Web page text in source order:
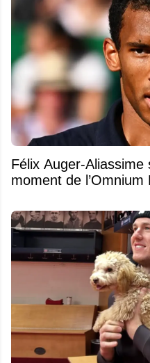
Félix Auger-
moment de